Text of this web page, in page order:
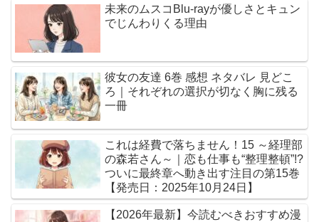
未来のムスコBlu-rayが優しさとキュン
でじんわりくる理由
彼女の友達 6巻 感想 ネタバレ 見どこ
ろ｜それぞれの選択が切なく胸に残る
一冊
これは経費で落ちません！15 ～経理部
の森若さん～｜恋も仕事も“整理整頓”!?
ついに最終章へ動き出す注目の第15巻
【発売日：2025年10月24日】
【2026年最新】今読むべきおすすめ漫